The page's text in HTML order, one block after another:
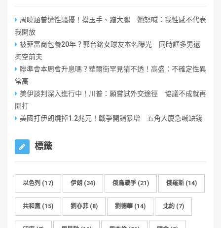
周曉涵曾遭性騷擾！摸玉手、蹭大腿 她怒喊：我性感不代表
我開放
被菲富商包養20年？郭台銘女球友本名曝光 同時誆多男還
掏空前夫
聯準會本周會升息嗎？華爾街罕見猜不透！高盛：不確定性異
常高
美伊談判深入進行中！川普：願嘗試外交途徑 協議不成就再
開打
美國打伊朗燒掉1.2兆元！戰爭開銷暴增 五角大廈急喊缺錢
標籤
以色列 (17) 伊朗 (34) 俄烏戰爭 (21) 俄羅斯 (14)
共和黨 (15) 劉亦菲 (8) 劉德華 (14) 北約 (7)